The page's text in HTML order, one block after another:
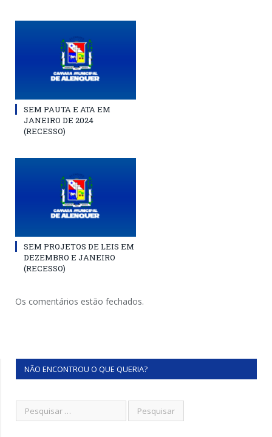
SEM PAUTA E ATA EM
JANEIRO DE 2024
(RECESSO)
SEM PROJETOS DE LEIS EM
DEZEMBRO E JANEIRO
(RECESSO)
Os comentários estão fechados.
NÃO ENCONTROU O QUE QUERIA?